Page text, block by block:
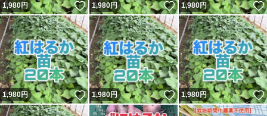
1,980円 いいね！
1,980円 いいね！
1,980円
1,980円 いいね！
1,980円 いいね！
1,980円